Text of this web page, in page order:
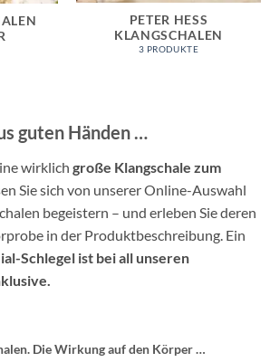
F
PETER HESS
KLANGSCHALEN
3 PRODUKTE
guten Händen …
wirklich große Klangschale zum
Sie sich von unserer Online-Auswahl
begeistern – und erleben Sie deren
in der Produktbeschreibung. Ein
Schlegel ist bei all unseren
Die Wirkung auf den Körper …